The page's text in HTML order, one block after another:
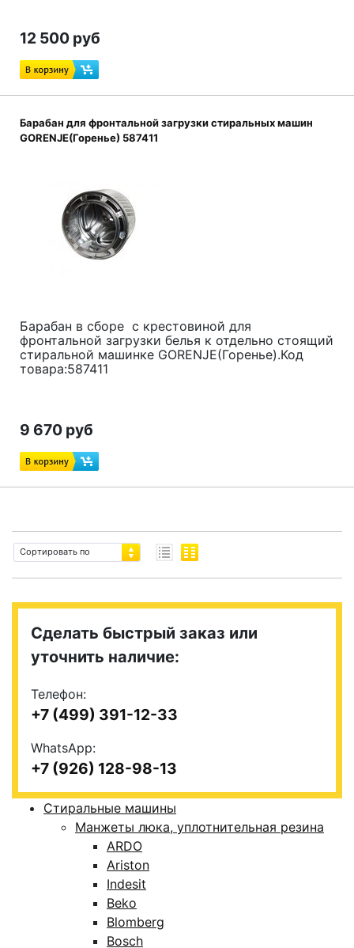
12 500 руб
Барабан для фронтальной загрузки стиральных машин
GORENJE(Горенье) 587411
Барабан в сборе с крестовиной для
фронтальной загрузки белья к отдельно стоящий
стиральной машинке GORENJE(Горенье).Код
товара:587411
9 670 руб
Сортировать по
Сделать быстрый заказ или
уточнить наличие:
Телефон:
+7 (499) 391-12-33
WhatsApp:
+7 (926) 128-98-13
Стиральные машины
Манжеты люка, уплотнительная резина
ARDO
Ariston
Indesit
Beko
Blomberg
Bosch